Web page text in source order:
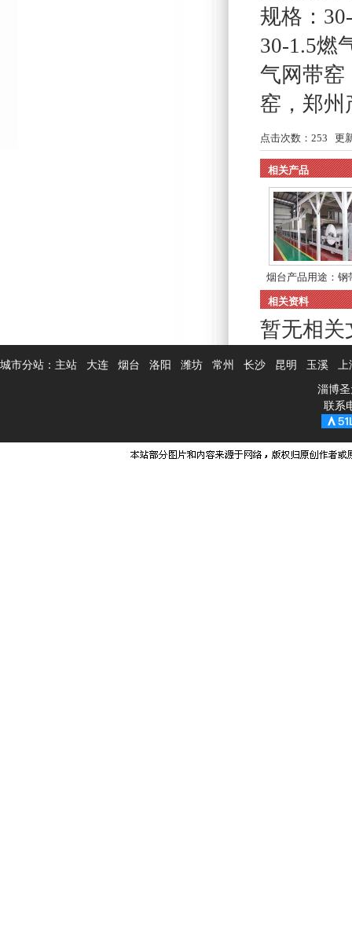
规格：
30-1.5燃
气网带窑
窑 ， 郑州
点击次数： 253 更
相关产品
烟台产品用途：钢
炉...
相关资料
暂无相关
城市分站： 主站 大连 烟台 洛阳 潍坊 常州 长沙 昆明 玉溪 上
淄博
联系